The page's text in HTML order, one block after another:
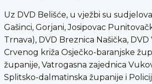
Uz DVD Belišće, u vježbi su
Gašinci, Gorjani, Josipovac
Trnava), DVD Breznica Našička,
Crvenog križa Osječko-baranjske
županije, Vatrogasna zajednica
Splitsko-dalmatinska županije i